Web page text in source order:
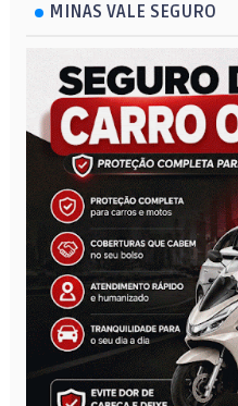
MINAS VALE SEGURO